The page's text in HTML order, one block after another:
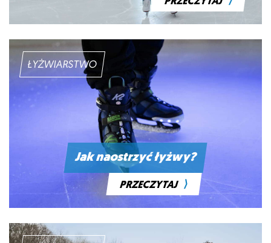
ŁYŻWIARSTWO
Jak naostrzyć łyżwy?
PRZECZYTAJ ⟩